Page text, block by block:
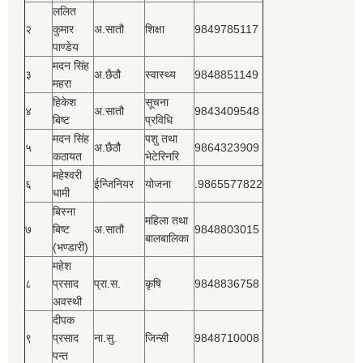
२
ललित
कुमार
पाण्डेय
अ.सातौ शिक्षा 9849785117
३
मदन सिंह
महरा
अ.छैठौ स्वास्थ्य 9848851149
४
हिकेश
बिष्‍ट
अ.सातौ
सूचना
प्रविधि
9843409548
५
मदन सिंह
कठायत
अ.छैठौ
पशु तथा
भेटेरिनरि
9864323909
६
महेश्‍वरी
धामी
ईन्जिनियर योजना .9865577822
७
बिस्‍ना
बिष्‍ट
(भण्डारी)
अ.सातौ
महिला तथा
बालबालिका
9848803015
८
महेश
प्रसाद
अवस्थी
प्रा.स. कृषि 9848836758
९
दीपक
प्रसाद
पन्त
ना.सु. जिन्सी 9848710008